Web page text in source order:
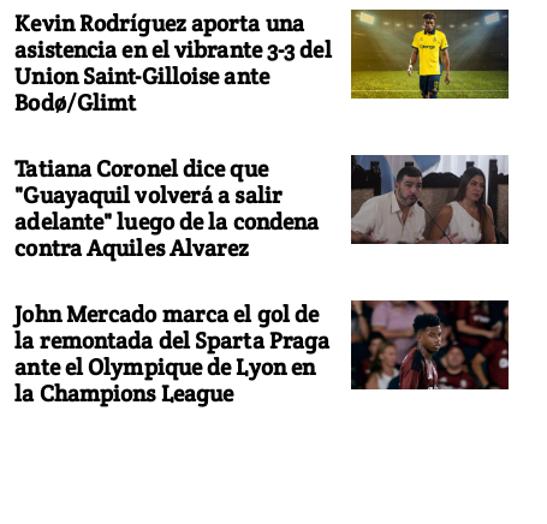
Kevin Rodríguez aporta una
asistencia en el vibrante 3-3 del
Union Saint-Gilloise ante
Bodø/Glimt
Tatiana Coronel dice que
"Guayaquil volverá a salir
adelante" luego de la condena
contra Aquiles Alvarez
John Mercado marca el gol de
la remontada del Sparta Praga
ante el Olympique de Lyon en
la Champions League